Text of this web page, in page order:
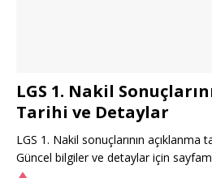
LGS 1. Nakil
Tarihi ve Detaylar
LGS 1. Nakil sonuçlarının açıklanma
Güncel bilgiler ve detaylar için